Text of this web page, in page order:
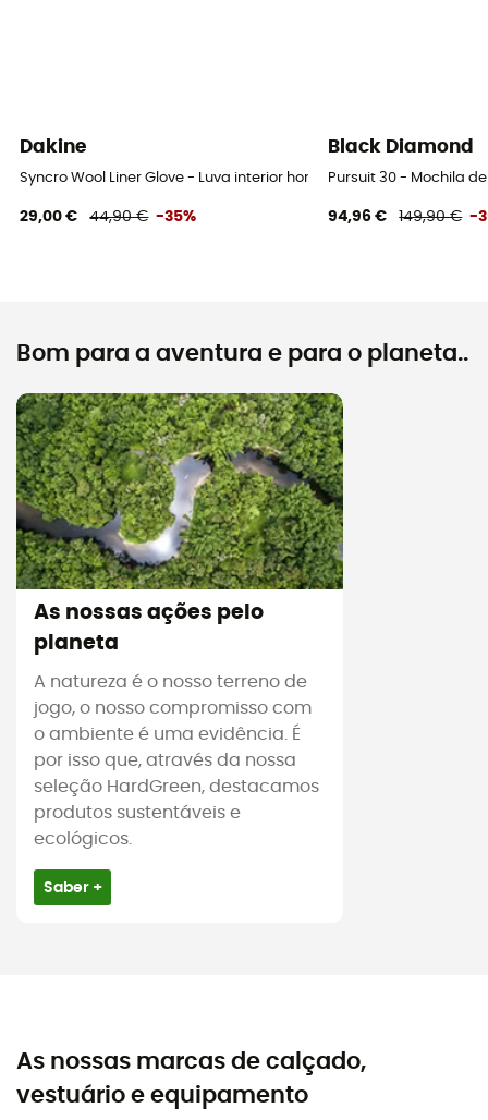
Dakine
Syncro Wool Liner Glove - Luva interior homem
29,00 € 44,90 € -35%
Black Diamond
Pursuit 30 - Mochila
94,96 € 149,90 € -
Bom para a aventura e para o planeta..
As nossas ações pelo
planeta
A natureza é o nosso terreno de
jogo, o nosso compromisso com
o ambiente é uma evidência. É
por isso que, através da nossa
seleção HardGreen, destacamos
produtos sustentáveis e
ecológicos.
Saber +
As nossas marcas de calçado,
vestuário e equipamento